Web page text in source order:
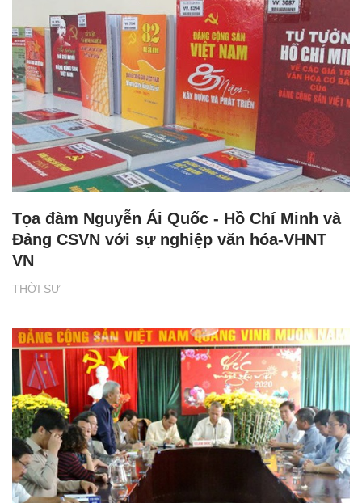
THỜI SỰ
Tọa đàm Nguyễn Ái Quốc - Hồ Chí Minh và
Đảng CSVN với sự nghiệp văn hóa-VHNT
VN